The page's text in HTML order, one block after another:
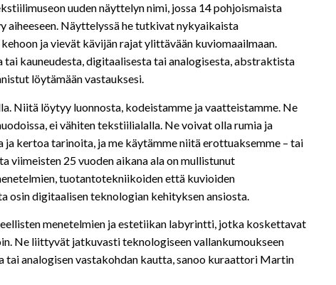
uuden näyttelyn nimi, jossa 14 pohjoismaista
aiheeseen. Näyttelyssä he tutkivat nykyaikaista
ja vievät kävijän rajat ylittävään kuviomaailmaan.
kauneudesta, digitaalisesta tai analogisesta, abstraktista
löytämään vastauksesi.
Niitä löytyy luonnosta, kodeistamme ja vaatteistamme. Ne
ei vähiten tekstiilialalla. Ne voivat olla rumia ja
ja kertoa tarinoita, ja me käytämme niitä erottuaksemme – tai
viimeisten 25 vuoden aikana ala on mullistunut
tuotantotekniikoiden että kuvioiden
osin digitaalisen teknologian kehityksen ansiosta.
menetelmien ja estetiikan labyrintti, jotka koskettavat
Ne liittyvät jatkuvasti teknologiseen vallankumoukseen
tai analogisen vastakohdan kautta, sanoo kuraattori Martin